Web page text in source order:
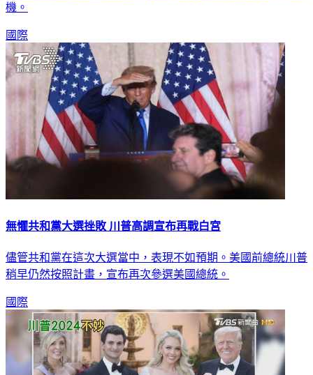
機。
國際
無懼共和黨大選挫敗 川普高調宣布再戰白宮
儘管共和黨在這次大選當中，表現不如預期。美國前總統川普
稍早仍然按照計畫，宣布再次參選美國總統。
國際